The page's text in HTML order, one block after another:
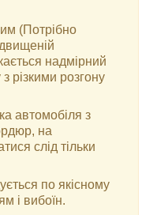
(Потрібно
надмірний
різкими розгону
автомобіля з
на
слід тільки
по якісному
і вибоїн.